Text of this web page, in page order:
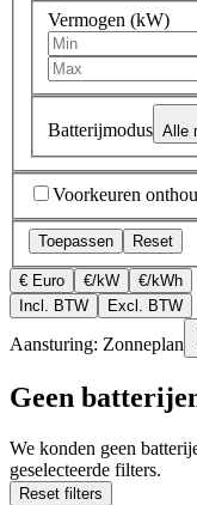
Vermogen (kW)
Batterijmodus Alle
Voorkeuren
Toepassen Reset
€ Euro €/kW
€/kWh
Incl. BTW
Excl. BTW
Aansturing: Zonneplan
Geen
We konden geen
geselecteerde filters.
Reset filters